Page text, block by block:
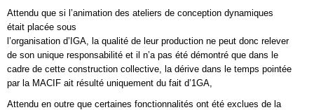
Attendu que si l’animation des ateliers de conception dynamiques
était placée sous
l’organisation d’IGA, la qualité de leur production ne peut donc relever
de son unique responsabilité et il n’a pas été démontré que dans le
cadre de cette construction collective, la dérive dans le temps pointée
par la MACIF ait résulté uniquement du fait d’1GA,
Attendu en outre que certaines fonctionnalités ont été exclues de la